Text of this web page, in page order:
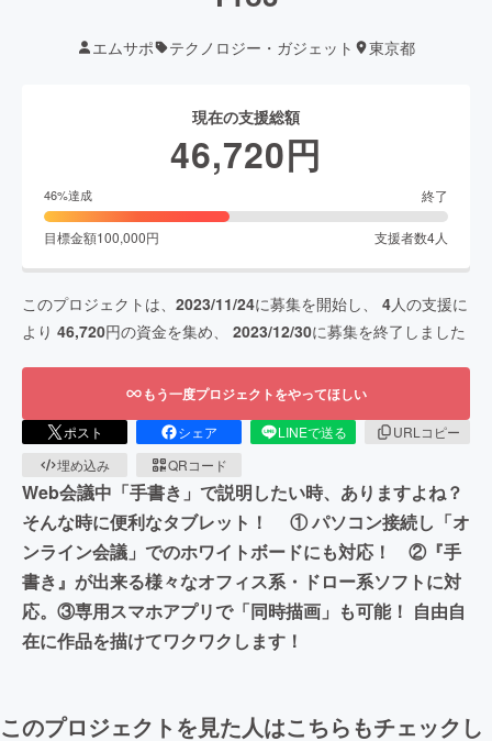
エムサポ テクノロジー・ガジェット 東京都
現在の支援総額
46,720円
46%達成 終了
目標金額100,000円 支援者数4人
このプロジェクトは、 2023/11/24に募集を開始し、 4人の支援に
より 46,720円の資金を集め、 2023/12/30に募集を終了しました
もう一度プロジェクトをやってほしい
ポスト シェア LINEで送る
URLコピー
埋め込み
QRコード
Web会議中「手書き」で説明したい時、ありますよね？
そんな時に便利なタブレット！ ① パソコン接続し「オ
ンライン会議」でのホワイトボードにも対応！ ②『手
書き』が出来る様々なオフィス系・ドロー系ソフトに対
応。③専用スマホアプリで「同時描画」も可能！ 自由自
在に作品を描けてワクワクします！
このプロジェクトを見た人はこちらもチェックし